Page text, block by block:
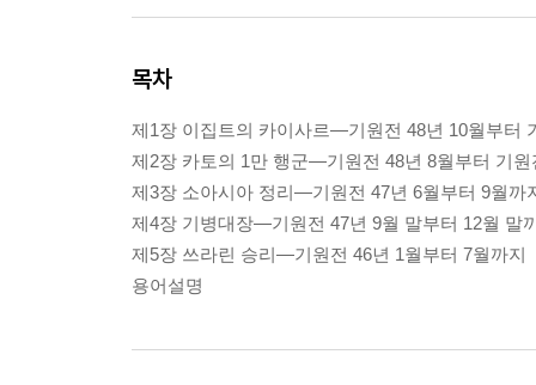
목차
제1장 이집트의 카이사르―기원전 48년 10월부터
제2장 카토의 1만 행군―기원전 48년 8월부터 기원
제3장 소아시아 정리―기원전 47년 6월부터 9월까
제4장 기병대장―기원전 47년 9월 말부터 12월 말
제5장 쓰라린 승리―기원전 46년 1월부터 7월까지
용어설명